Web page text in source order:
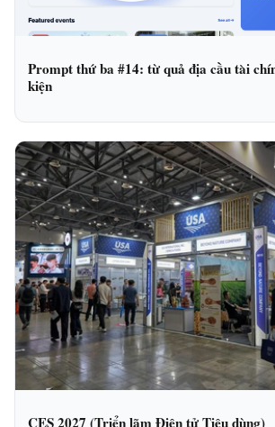
Prompt thứ ba #14: từ quả địa cầu tài
kiện
CES 2027 (Triển lãm Điện tử Tiêu dùng)